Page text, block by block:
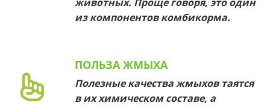
из компонентов комбикорма.
ПОЛЬЗА ЖМЫХА
Полезные качества жмыхов таятся
в их химическом составе, а